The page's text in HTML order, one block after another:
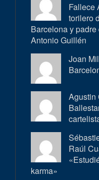
Fallece
torilero
Barcelona y
Antonio Guillén
Joan
Agustin
Raúl
karma»